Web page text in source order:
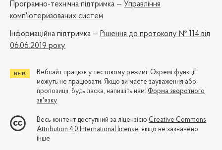
Програмно-технічна підтримка — Управління
комп'ютеризованих систем
Iнформаційна підтримка — Рішення до протоколу № 114 від
06.06.2019 року
Вебсайт працює у тестовому режимі. Окремі функції
можуть не працювати. Якщо ви маєте зауваження або
пропозиції, будь ласка, напишіть нам: Форма зворотного
зв'язку
Весь контент доступний за ліцензією Creative Commons
Attribution 4.0 International license, якщо не зазначено
інше